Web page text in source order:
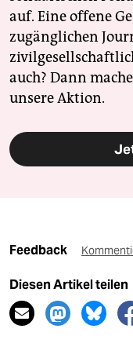
auf. Eine offene
zugänglichen
auch? Dann
unsere Aktion.
Feedback
Diesen Artikel teilen